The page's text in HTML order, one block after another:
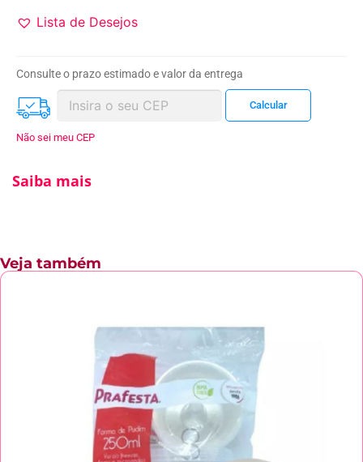
Lista de Desejos
Consulte o prazo estimado e valor da entrega
Não sei meu CEP
Saiba mais
Veja também